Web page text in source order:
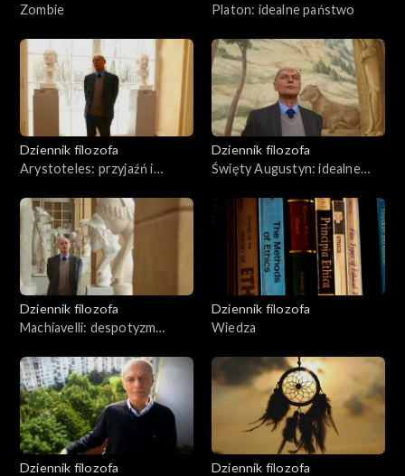
Zombie
Platon: idealne państwo
Dziennik filozofa
Arystoteles: przyjaźń i
Dziennik filozofa
Święty Augustyn: idealne
Dziennik filozofa
Machiavelli: despotyzm
Dziennik filozofa
Wiedza
Dziennik filozofa
Dziennik filozofa